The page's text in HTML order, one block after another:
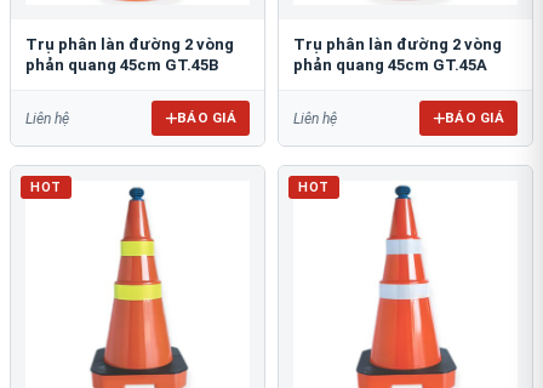
Trụ phân làn đường 2 vòng
phản quang 45cm GT.45B
Liên hệ BÁO GIÁ
Trụ phân làn đường 2 vòng
phản quang 45cm GT.45A
Liên hệ BÁO GIÁ
HOT HOT